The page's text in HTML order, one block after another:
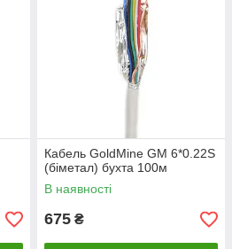
Кабель GoldMine GM 6*0.22S
(біметал) бухта 100м
В наявності
675 ₴